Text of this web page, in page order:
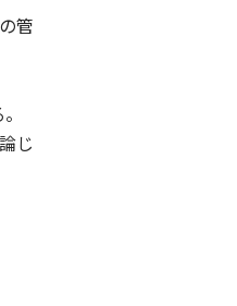
管
じ